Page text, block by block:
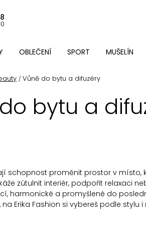
OBLEČENÍ SPORT MUŠELÍN
/ Vůně do bytu a difuzéry
bytu a
schopnost proměnit prostor v místo,
zútulnit interiér, podpořit relaxaci
harmonické a promyšlené do
Erika Fashion si vybereš podle stylu i